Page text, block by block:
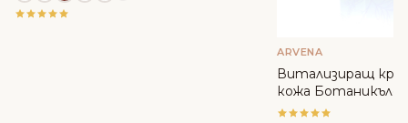
ARVENA
Витализиращ
кожа Ботаникълс
Cosmetics